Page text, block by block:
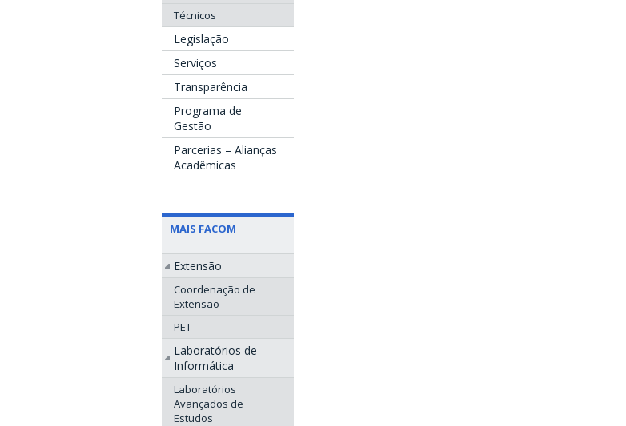
Técnicos
Legislação
Serviços
Transparência
Programa de
Gestão
Parcerias – Alianças
Acadêmicas
MAIS FACOM
Extensão
Coordenação de
Extensão
PET
Laboratórios de
Informática
Laboratórios
Avançados de
Estudos